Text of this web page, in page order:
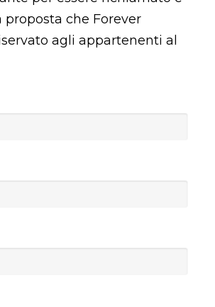
proposta che Forever
agli appartenenti al